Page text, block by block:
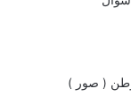
( صور )